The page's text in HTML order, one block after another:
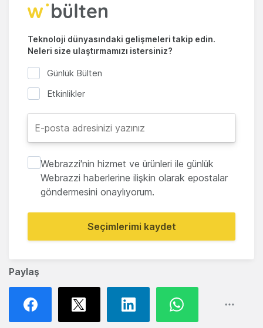
Paylaş
Teknoloji dünyasındaki gelişmeleri takip edin.
Neleri size ulaştırmamızı istersiniz?
Günlük Bülten
Etkinlikler
Webrazzi'nin hizmet ve ürünleri ile günlük
Webrazzi haberlerine ilişkin olarak epostalar
göndermesini onaylıyorum.
Seçimlerimi kaydet